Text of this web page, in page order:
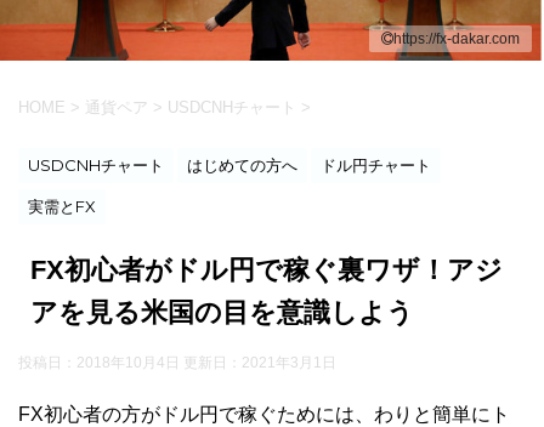
https://fx-dakar.com
HOME > 通貨ペア > USDCNHチャート >
USDCNHチャート はじめての方へ ドル円チャート
実需とFX
FX初心者がドル円で稼ぐ裏ワザ！アジ
アを見る米国の目を意識しよう
投稿日：2018年10月4日 更新日： 2021年3月1日
FX初心者の方がドル円で稼ぐためには、わりと簡単にト